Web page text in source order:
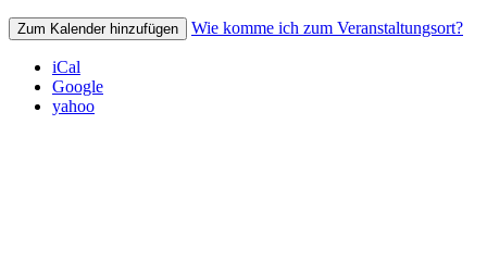
Zum Kalender hinzufügen Wie komme ich zum Veranstaltungsort?
iCal
Google
yahoo